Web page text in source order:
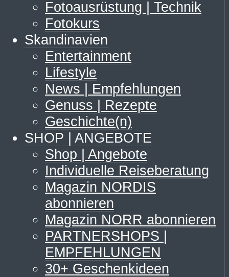
Fotoausrüstung | Technik
Fotokurs
Skandinavien
Entertainment
Lifestyle
News | Empfehlungen
Genuss | Rezepte
Geschichte(n)
SHOP | ANGEBOTE
Shop | Angebote
Individuelle Reiseberatung
Magazin NORDIS
abonnieren
Magazin NORR abonnieren
PARTNERSHOPS |
EMPFEHLUNGEN
30+ Geschenkideen